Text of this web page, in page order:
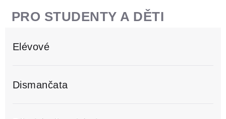
PRO STUDENTY A DĚTI
Elévové
Dismančata